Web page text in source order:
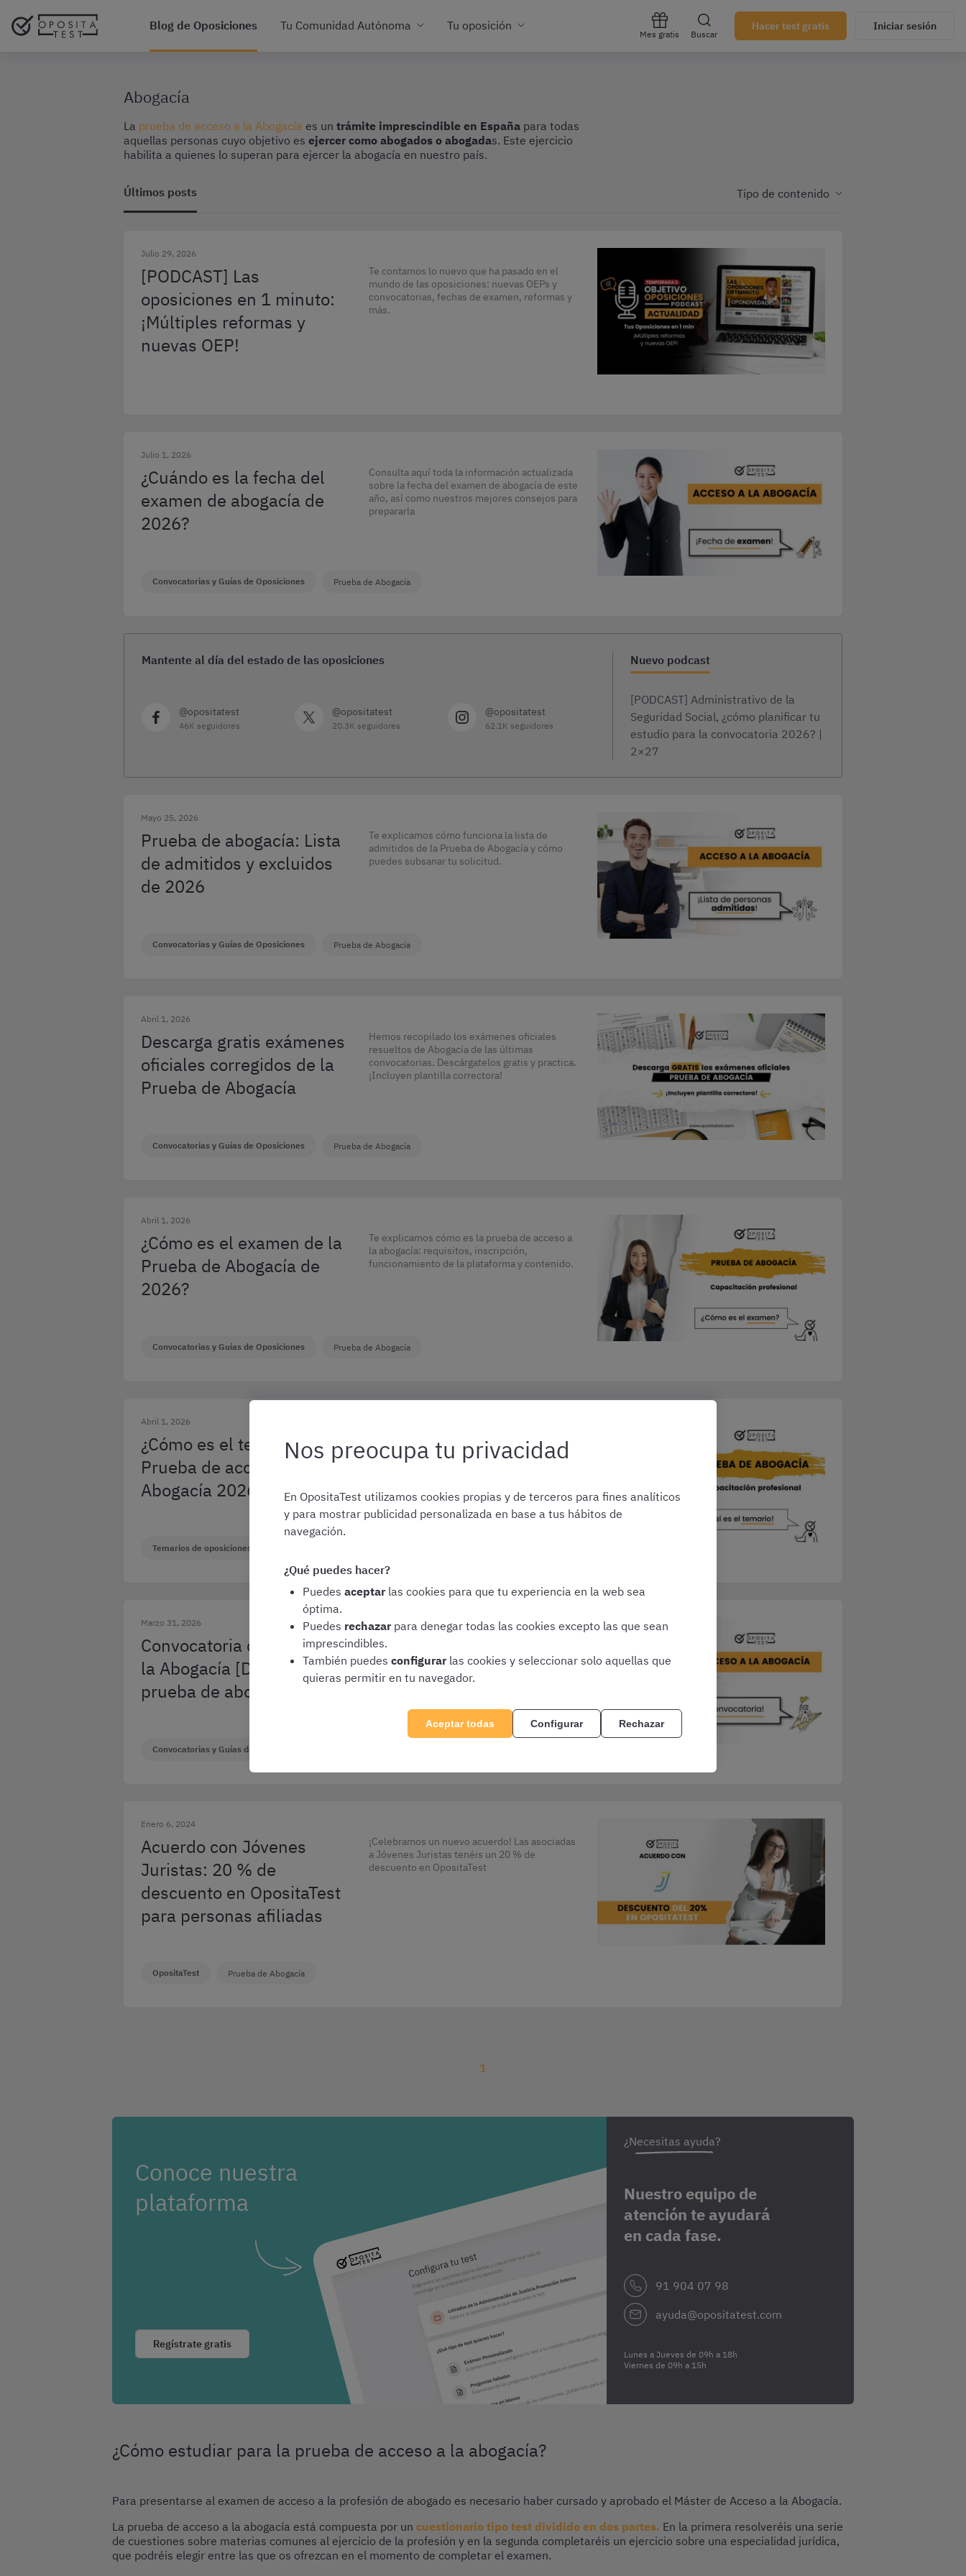
Blog de Oposiciones Tu Comunidad Autónoma Tu oposición
Mes gratis Buscar
Hacer test gratis Iniciar sesión
Abogacía
La prueba de acceso a la Abogacía es un trámite imprescindible en España para todas
aquellas personas cuyo objetivo es ejercer como abogados o abogadas. Este ejercicio
habilita a quienes lo superan para ejercer la abogacía en nuestro país.
Últimos posts Tipo de contenido
Julio 29, 2026
[PODCAST] Las
oposiciones en 1 minuto:
¡Múltiples reformas y
nuevas OEP!
Te contamos lo nuevo que ha pasado en el
mundo de las oposiciones: nuevas OEPs y
convocatorias, fechas de examen, reformas y
más.
Julio 1, 2026
¿Cuándo es la fecha del
examen de abogacía de
2026?
Consulta aquí toda la información actualizada
sobre la fecha del examen de abogacía de este
año, así como nuestros mejores consejos para
prepararla
Convocatorias y Guías de Oposiciones Prueba de Abogacía
Mantente al día del estado de las oposiciones
@opositatest
46K seguidores
@opositatest
20.3K seguidores
@opositatest
62.1K seguidores
Nuevo podcast
[PODCAST] Administrativo de la
Seguridad Social, ¿cómo planificar tu
estudio para la convocatoria 2026? |
2×27
Mayo 25, 2026
Prueba de abogacía: Lista
de admitidos y excluidos
de 2026
Te explicamos cómo funciona la lista de
admitidos de la Prueba de Abogacía y cómo
puedes subsanar tu solicitud.
Convocatorias y Guías de Oposiciones Prueba de Abogacía
Abril 1, 2026
Descarga gratis exámenes
oficiales corregidos de la
Prueba de Abogacía
Hemos recopilado los exámenes oficiales
resueltos de Abogacía de las últimas
convocatorias. Descárgatelos gratis y practica.
¡Incluyen plantilla correctora!
Convocatorias y Guías de Oposiciones Prueba de Abogacía
Abril 1, 2026
¿Cómo es el examen de la
Prueba de Abogacía de
2026?
Te explicamos cómo es la prueba de acceso a
la abogacía: requisitos, inscripción,
funcionamiento de la plataforma y contenido.
Convocatorias y Guías de Oposiciones Prueba de Abogacía
Abril 1, 2026
¿Cómo es el temario de la
Prueba de acceso a la
Abogacía 2026?
Si vas a presentarte a la prueba de acceso a la
abogacía, esto te interesa. ¿Cómo es el
temario del examen de Acceso a la Abogacía
Temarios de oposiciones
Marzo 31, 2026
Convocatoria de acceso a
la Abogacía [Detalles de la
prueba de abogacía 2026]
Si te presentas a la prueba de Acceso a la
Abogacía, esto te interesa. ¿Cómo es la
convocatoria del examen de Acceso a la
Abogacía? Descúbrelo aquí.
Convocatorias y Guías de Oposiciones
Enero 6, 2024
Acuerdo con Jóvenes
Juristas: 20 % de
descuento en OpositaTest
para personas afiliadas
¡Celebramos un nuevo acuerdo! Las asociadas
a Jóvenes Juristas tenéis un 20 % de
descuento en OpositaTest
OpositaTest Prueba de Abogacía
1
Conoce nuestra
plataforma
Regístrate gratis
¿Necesitas ayuda?
Nuestro equipo de
atención te ayudará
en cada fase.
91 904 07 98
ayuda@opositatest.com
Lunes a Jueves de 09h a 18h
Viernes de 09h a 15h
¿Cómo estudiar para la prueba de acceso a la abogacía?
Para presentarse al examen de acceso a la profesión de abogado es necesario haber cursado y aprobado el Máster de Acceso a la Abogacía.
La prueba de acceso a la abogacía está compuesta por un cuestionario tipo test dividido en dos partes. En la primera resolveréis una serie
de cuestiones sobre materias comunes al ejercicio de la profesión y en la segunda completaréis un ejercicio sobre una especialidad jurídica,
que podréis elegir entre las que os ofrezcan en el momento de completar el examen.
Nos preocupa tu privacidad
En OpositaTest utilizamos cookies propias y de terceros para fines analíticos
y para mostrar publicidad personalizada en base a tus hábitos de
navegación.
¿Qué puedes hacer?
Puedes aceptar las cookies para que tu experiencia en la web sea
óptima.
Puedes rechazar para denegar todas las cookies excepto las que sean
imprescindibles.
También puedes configurar las cookies y seleccionar solo aquellas que
quieras permitir en tu navegador.
Aceptar todas Configurar Rechazar